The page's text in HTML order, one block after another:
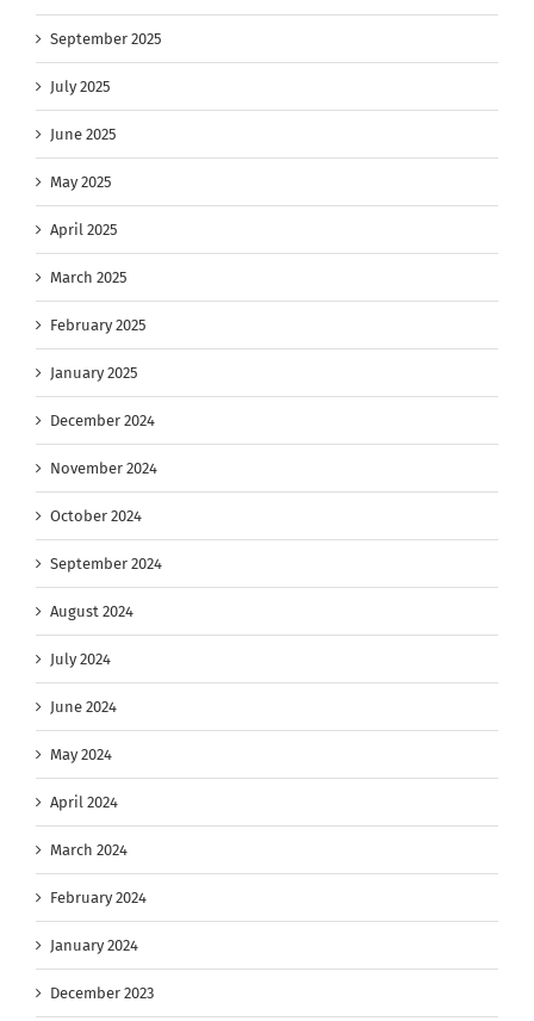
September 2025
July 2025
June 2025
May 2025
April 2025
March 2025
February 2025
January 2025
December 2024
November 2024
October 2024
September 2024
August 2024
July 2024
June 2024
May 2024
April 2024
March 2024
February 2024
January 2024
December 2023